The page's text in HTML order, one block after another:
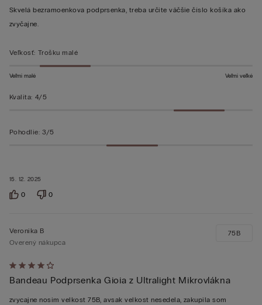
z 5
15. 12. 2025
Skvelá bezramoenkova podprsenka, treba určite väčšie číslo košíka ako
zvyčajne.
Veľkosť: Trošku malé
Veľmi malé Veľmi veľké
Kvalita: 4/5
Pohodlie: 3/5
0 0
Hodnotenie:
4
z 5
Veronika B
Overený nákupca
Bandeau Podprsenka Gioia z Ultralight Mikrovlákna
zvycajne nosim velkost 75B, avsak velkost nesedela, zakupila som
75B